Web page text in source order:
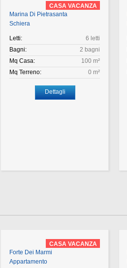
CASA VACANZA
Marina Di Pietrasanta
Schiera
Letti:
6 letti
Bagni:
2 bagni
Mq Casa:
100 m²
Mq Terreno:
0 m²
Dettagli
CASA VACANZA
Forte Dei Marmi
Appartamento